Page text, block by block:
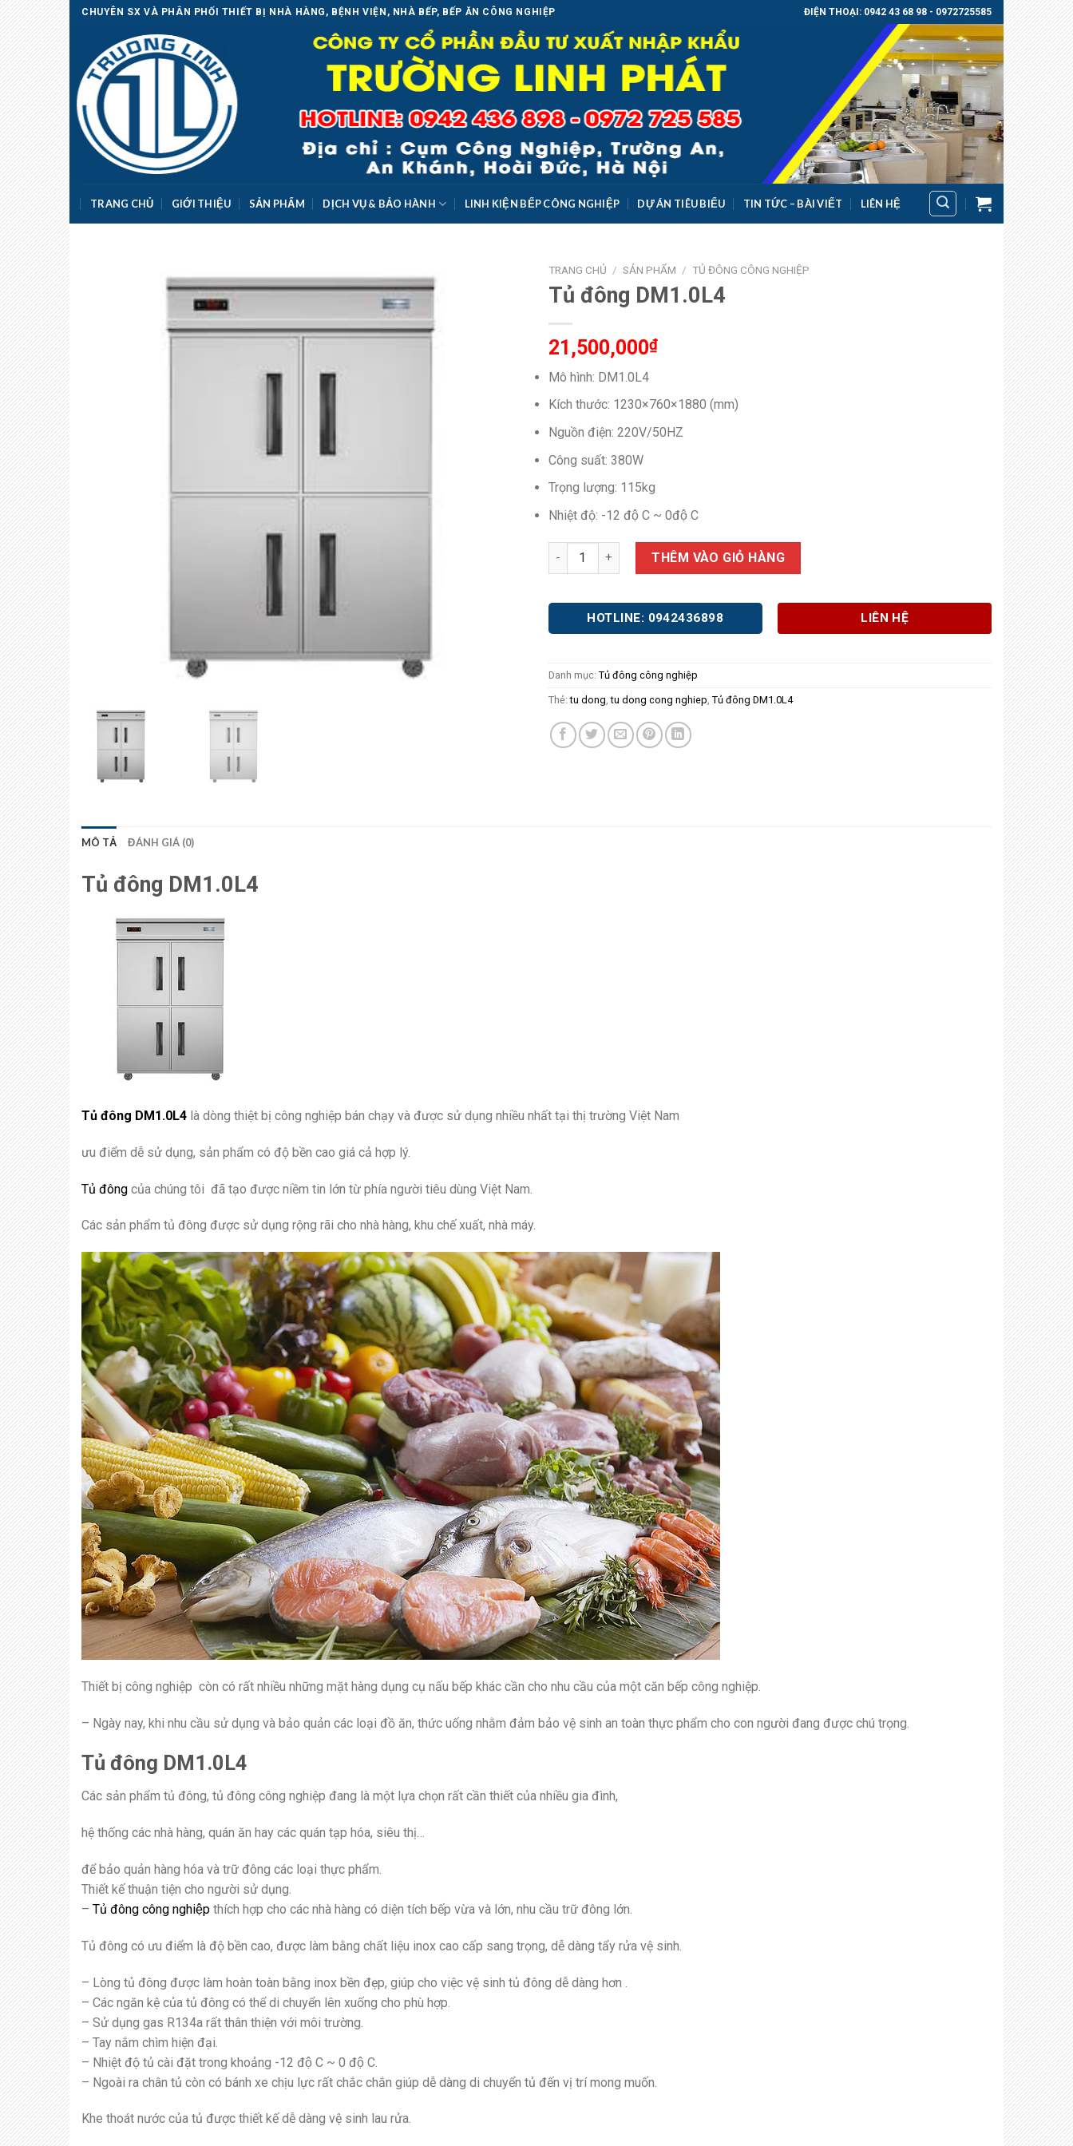
Skip
to
content
CHUYÊN SX VÀ PHÂN PHỐI THIẾT BỊ NHÀ HÀNG, BỆNH VIỆN, NHÀ BẾP, BẾP ĂN CÔNG NGHIỆP ĐIỆN THOẠI: 0942 43 68 98 - 0972725585
TRANG CHỦ GIỚI THIỆU SẢN PHẨM DỊCH VỤ & BẢO HÀNH LINH KIỆN BẾP CÔNG NGHIỆP DỰ ÁN TIÊU BIỂU TIN TỨC – BÀI VIẾT LIÊN HỆ
TRANG CHỦ / SẢN PHẨM / TỦ ĐÔNG CÔNG NGHIỆP
Tủ đông DM1.0L4
21,500,000₫
Mô hình: DM1.0L4
Kích thước: 1230×760×1880 (mm)
Nguồn điện: 220V/50HZ
Công suất: 380W
Trọng lượng: 115kg
Nhiệt độ: -12 độ C ~ 0độ C
Tủ đông DM1.0L4 số lượngTHÊM VÀO GIỎ HÀNG
HOTLINE: 0942436898 LIÊN HỆ
Danh mục: Tủ đông công nghiệp
Thẻ:tu dong ,tu dong cong nghiep Tủ đông DM1.0L4
MÔ TẢ ĐÁNH GIÁ (0)
Tủ đông DM1.0L4
Tủ đông DM1.0L4 là dòng thiệt bị công nghiệp bán chạy và được sử dụng nhiều nhất tại thị trường Việt Nam
ưu điểm dễ sử dụng, sản phẩm có độ bền cao giá cả hợp lý.
Tủ đông của chúng tôi đã tạo được niềm tin lớn từ phía người tiêu dùng Việt Nam.
Các sản phẩm tủ đông được sử dụng rộng rãi cho nhà hàng, khu chế xuất, nhà máy.
Thiết bị công nghiệp còn có rất nhiều những mặt hàng dụng cụ nấu bếp khác cần cho nhu cầu của một căn bếp công nghiệp.
– Ngày nay, khi nhu cầu sử dụng và bảo quản các loại đồ ăn, thức uống nhằm đảm bảo vệ sinh an toàn thực phẩm cho con người đang được chú trọng.
Tủ đông DM1.0L4
Các sản phẩm tủ đông, tủ đông công nghiệp đang là một lựa chọn rất cần thiết của nhiều gia đình,
hệ thống các nhà hàng, quán ăn hay các quán tạp hóa, siêu thị…
để bảo quản hàng hóa và trữ đông các loại thực phẩm.
Thiết kế thuận tiện cho người sử dụng.
– Tủ đông công nghiệp thích hợp cho các nhà hàng có diện tích bếp vừa và lớn, nhu cầu trữ đông lớn.
Tủ đông có ưu điểm là độ bền cao, được làm bằng chất liệu inox cao cấp sang trọng, dễ dàng tẩy rửa vệ sinh.
– Lòng tủ đông được làm hoàn toàn bằng inox bền đẹp, giúp cho việc vệ sinh tủ đông dễ dàng hơn .
– Các ngăn kệ của tủ đông có thể di chuyển lên xuống cho phù hợp.
– Sử dụng gas R134a rất thân thiện với môi trường.
– Tay nắm chìm hiện đại.
– Nhiệt độ tủ cài đặt trong khoảng -12 độ C ~ 0 độ C.
– Ngoài ra chân tủ còn có bánh xe chịu lực rất chắc chắn giúp dễ dàng di chuyển tủ đến vị trí mong muốn.
Khe thoát nước của tủ được thiết kế dễ dàng vệ sinh lau rửa.